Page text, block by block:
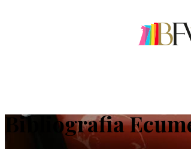
Bibliografia